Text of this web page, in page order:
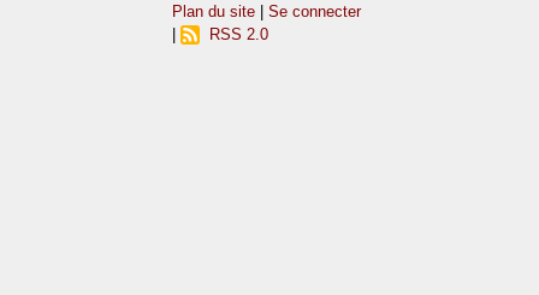
Plan du site |Se connecter
RSS 2.0